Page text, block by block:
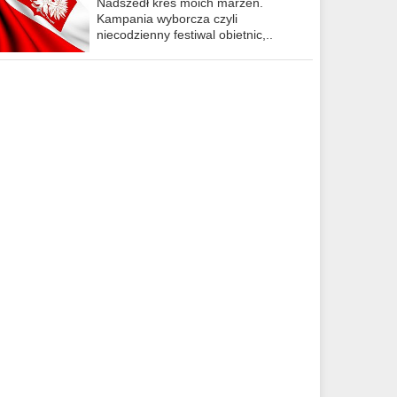
Kampania wyborcza czyli
niecodzienny festiwal obietnic,..